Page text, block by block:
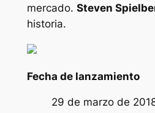
mercado. Steven
historia.
Fecha de lanzamiento
29 de marzo de